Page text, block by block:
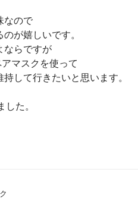
なので
が嬉しいです。
ならですが
マスクを使って
して行きたいと思います。
た。